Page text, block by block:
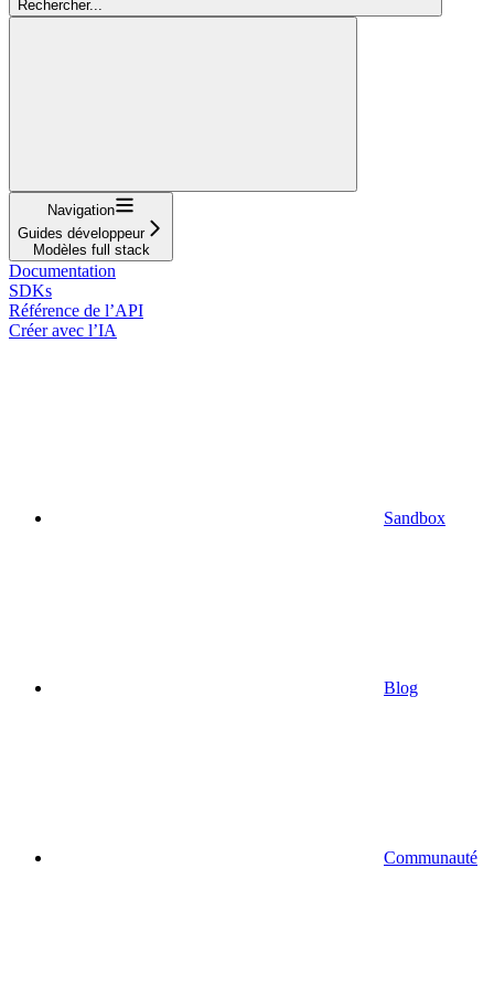
Rechercher...
Navigation
Guides développeur
Modèles full stack
Documentation
SDKs
Référence de l’API
Créer avec l’IA
Sandbox
Blog
Communauté